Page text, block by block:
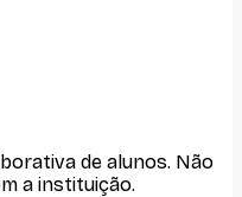
de alunos. Não
a instituição.